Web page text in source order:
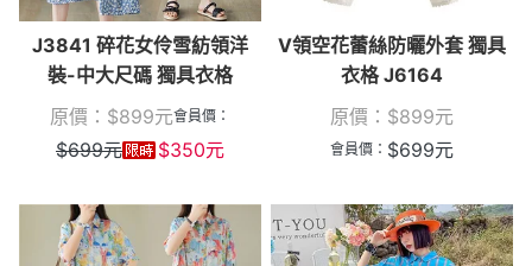
J3841 碎花女伶雪紡領洋
裝-中大尺碼 獨具衣格
原價： $899元會員價：
$699元 $350元
V領空花蕾絲防曬外套 獨具
衣格 J6164
原價： $899元
會員價： $699元